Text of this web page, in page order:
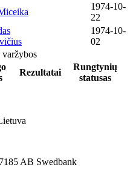
1974-10-
22
1974-10-
02
Rezultatai
Rungtynių
statusas
AB Swedbank